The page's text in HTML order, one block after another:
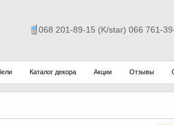
068 201-89-15 (K/star) 066 761-
Каталог декора Акции Отзывы